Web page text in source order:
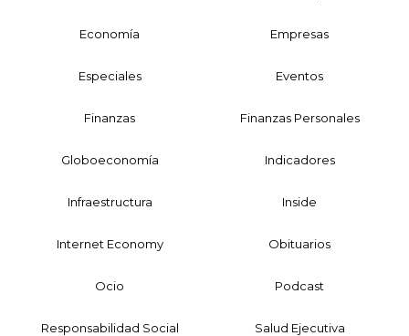
Economía Empresas
Especiales Eventos
Finanzas Finanzas Personales
Globoeconomía Indicadores
Infraestructura Inside
Internet Economy Obituarios
Ocio Podcast
Responsabilidad Social Salud Ejecutiva